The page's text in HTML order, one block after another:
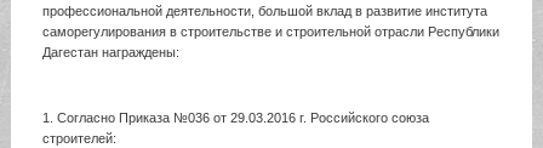
профессиональной деятельности, большой вклад в развитие института
саморегулирования в строительстве и строительной отрасли Республики
Дагестан награждены:
1. Согласно Приказа №036 от 29.03.2016 г. Российского союза
строителей: